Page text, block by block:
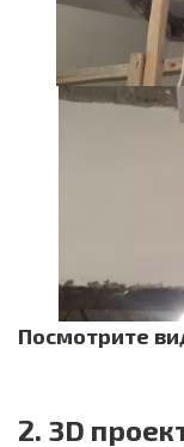
Посмотрите
2. 3D